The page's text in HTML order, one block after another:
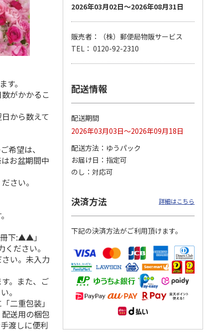
4.8（4）
15,990円
選べるギフト 鳥コ
4.2 （6）
3,520円
(送料・税込)
選べるギフト 花コ
。
がかかるこ
から数えて
希望は、
お盆期間中
さい。
冊下:▲▲」
ださい。
い。未入力
。また、ご
。
二重包装」
送用の梱包
渡しに便利
2026年03月02日～2026年08月31日
販売者：（株）郵便局物販サービス
TEL： 0120-92-2310
配送情報
配送期間
2026年03月03日～2026年09月18日
配送方法
ゆうパック
お届け日
指定可
のし
対応可
決済方法 詳細はこちら
下記の決済方法がご利用頂けます。